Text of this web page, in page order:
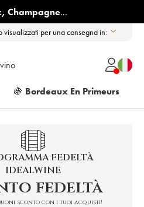
, Champagne...
visualizzati per una consegna in:
🍇 Bordeaux En Primeurs
FEDELTÀ
IDEALWINE
fedeltà
sconto con i tuoi acquisti!